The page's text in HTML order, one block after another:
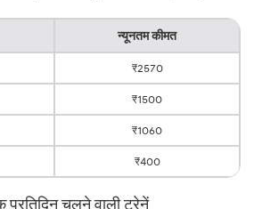
न्यूनतम कीमत
₹2570
₹1500
₹1060
₹400
चलने वाली ट्रेनें